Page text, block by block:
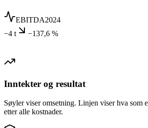
EBITDA2024
−4 t
−137,6 %
Inntekter og resultat
Søyler viser omsetning. Linjen viser hva som
etter alle kostnader.